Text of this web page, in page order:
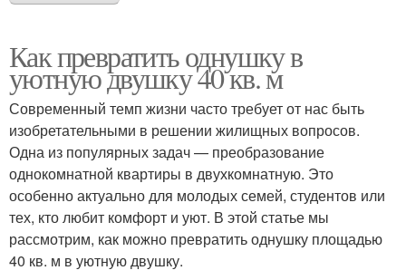
Как превратить однушку в
уютную двушку 40 кв. м
Современный темп жизни часто требует от нас быть
изобретательными в решении жилищных вопросов.
Одна из популярных задач — преобразование
однокомнатной квартиры в двухкомнатную. Это
особенно актуально для молодых семей, студентов или
тех, кто любит комфорт и уют. В этой статье мы
рассмотрим, как можно превратить однушку площадью
40 кв. м в уютную двушку.